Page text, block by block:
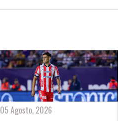
05 Agosto, 2026